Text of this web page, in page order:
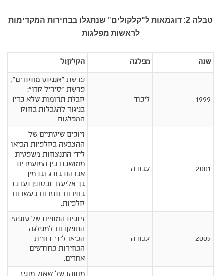
טבלה 2: דוגמאות ל"קלקולים" שנתגלו בבחירות המקדימות
לראשות מפלגות
שנה מפלגה הקלקול
1999 ליכוד
פרשת "אננקס מחקרים",
פרשת "סיריל קרן":
קבלת תרומות שלא כדין
בניגוד להגבלות בחוק
המפלגות.
2001 עבודה
זיופים שיטתיים של
ההצבעה בקלפיות הביאו
לידי התנצחות משפטית
ממושכת בין המועמדים
אברהם בורג ובנימין
בן-אליעזר ובסופן נערכו
בחירות חוזרות בעשרות
קלפיות.
2005 עבודה
זיופים המוניים של טופסי
התפקדות למפלגה
הביאו לידי דחיית
הבחירות בחודשים
אחדים.
מחנהו של שאול מופז